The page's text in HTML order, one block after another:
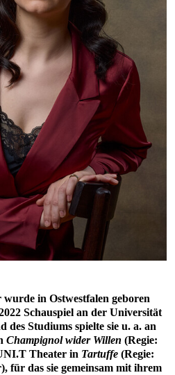
in Ostwestfalen geboren
Schauspiel an der Universität
Studiums spielte sie u. a. an
Champignol wider Willen (Regie:
Theater in Tartuffe (Regie:
für das sie gemeinsam mit ihrem